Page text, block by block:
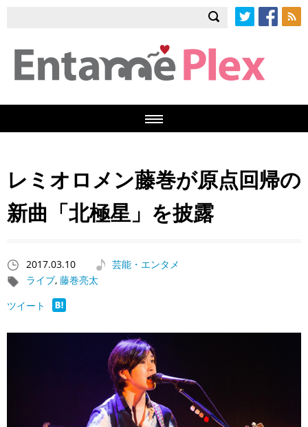
レミオロメン藤巻が原点回帰の
新曲「北極星」を披露
2017.03.10
芸能・エンタメ
ライブ, 藤巻亮太
ツイート